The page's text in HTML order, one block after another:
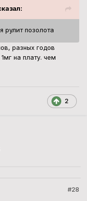
рулит позолота
разных годов
на плату. чем
2
#28